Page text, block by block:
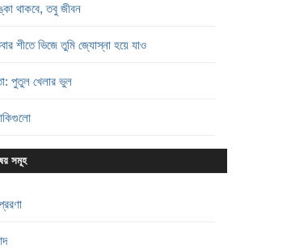
থাকবে, তবু জীবন
শীতে ভিজে তুমি জ্যোস্না হয়ে যাও
পুতুল খেলার ভুল
সমূহ